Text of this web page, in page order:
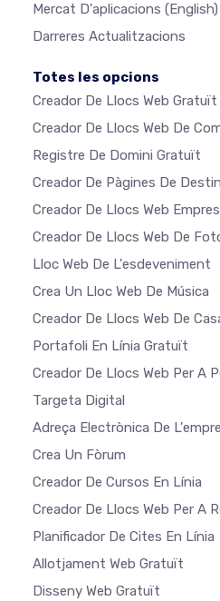
Mercat D'aplicacions (English)
Darreres Actualitzacions
Totes les opcions
Creador De Llocs Web Gratuït
Creador De Llocs Web De
Registre De Domini Gratuït
Creador De Pàgines De
Creador De Llocs Web
Creador De Llocs Web De
Lloc Web De L'esdeveniment
Crea Un Lloc Web De Música
Creador De Llocs Web De
Portafoli En Línia Gratuït
Creador De Llocs Web Per A
Targeta Digital
Adreça Electrònica De
Crea Un Fòrum
Creador De Cursos En Línia
Creador De Llocs Web Per A
Planificador De Cites En Línia
Allotjament Web Gratuït
Disseny Web Gratuït